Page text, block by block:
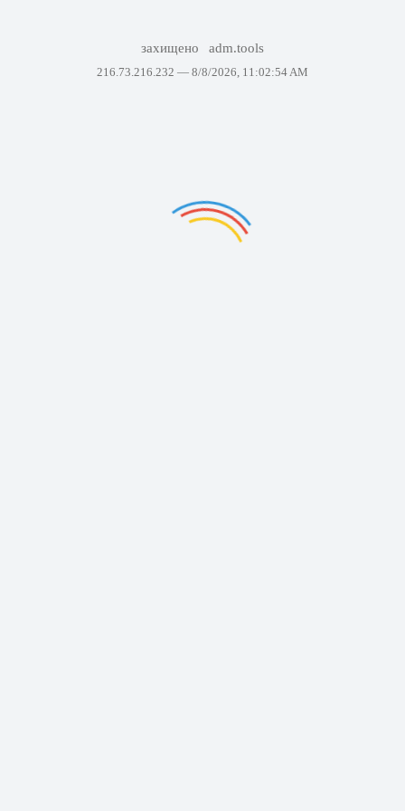
захищено adm.tools
216.73.216.232 — 8/8/2026, 11:02:54 AM